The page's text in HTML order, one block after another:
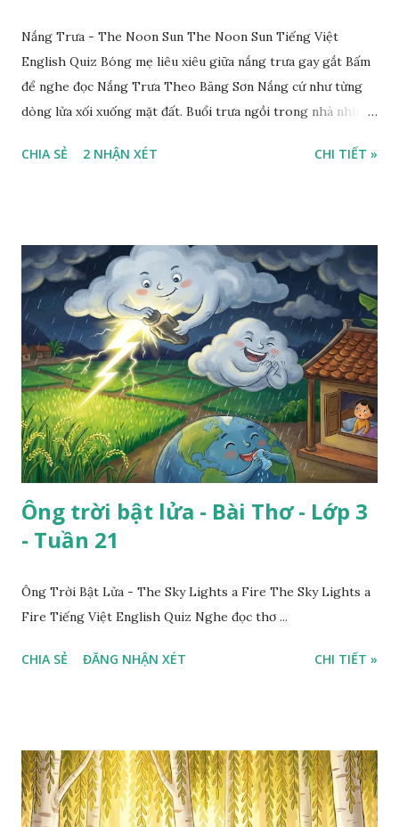
Nắng Trưa - The Noon Sun The Noon Sun Tiếng Việt
English Quiz Bóng mẹ liêu xiêu giữa nắng trưa gay gắt Bấm
để nghe đọc Nắng Trưa Theo Băng Sơn Nắng cứ như từng
dòng lửa xối xuống mặt đất. Buổi trưa ngồi trong nhà nhìn
CHIA SẺ 2 NHẬN XÉT CHI TIẾT »
Ông trời bật lửa - Bài Thơ - Lớp 3
- Tuần 21
Ông Trời Bật Lửa - The Sky Lights a Fire The Sky Lights a
Fire Tiếng Việt English Quiz Nghe đọc thơ ...
CHIA SẺ ĐĂNG NHẬN XÉT CHI TIẾT »